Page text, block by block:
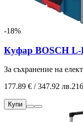
-18%
Куфар BOSCH
За съхранение на
177.89 € / 347.92 лв.
Купи